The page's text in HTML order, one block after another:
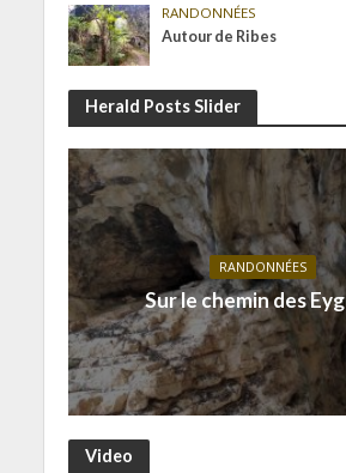
RANDONNÉES
Autour de Ribes
Herald Posts Slider
RANDONNÉES
Sur le chemin des
Video